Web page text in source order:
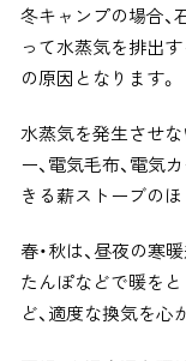
冬キャンプの場合
って水蒸気を排出
の原因となります。
水蒸気を発生させな
ー、電気毛布、電気
きる薪ストーブの
春・秋は、昼夜の寒
たんぽなどで暖を
ど、適度な換気を心